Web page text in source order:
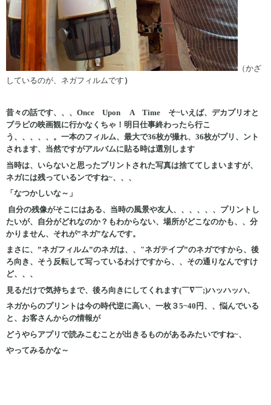
（かざ
しているのが、ネガフィルムです ）
昔々の話です、、、Once Upon A Time そ~いえば、デカプリオと
ブラピの映画観に行かなくちゃ！明日仕事終わったら行こ
う、、、、、。 一本のフィルム、最大で36枚が撮れ、36枚がプリ、ント
されます、当然ですがアルバムに貼る時は選別します
当時は、いらないと思ったプリントされた写真は捨ててしまいますが、
ネガには残っているンですね~、、、
「なつかしいな～」
自分の残像がそこにはある、当時の風景や友人、、、、、、プリントし
たいが、自分がどれなのか？もわからない、場所がどこなのかも、、分
かりません、それが”ネガ”なんです。
まさに、”ネガフィルム”のネガは、、"ネガテイブ”のネガですから、後
ろ向き、そう反転して写っているわけですから、、その通りなんですけ
ど、、、
見るだけで気持ちまで、後ろ向きにしてくれます(￣∇￣;)ハッハッハ、
ネガからのプリントは今の時代逆に高い、一枚３5~40円、、悩んでいる
と、お客さんからの情報が
どうやらアプリで読みこむことが出きるものがあるみたいですね~、
やってみるかな～